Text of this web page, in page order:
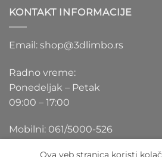
KONTAKT INFORMACIJE
Email: shop@3dlimbo.rs
Radno vreme:
Ponedeljak – Petak
09:00 – 17:00
Mobilni: 061/5000-526
Ova veb stranica koristi